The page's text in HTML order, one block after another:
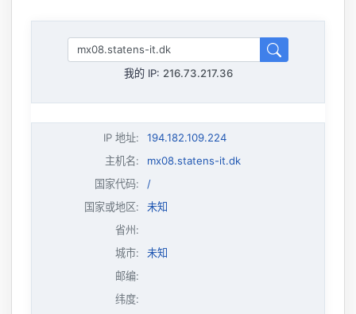
我的 IP: 216.73.217.36
IP 地址:
194.182.109.224
主机名:
mx08.statens-it.dk
国家代码:
/
国家或地区:
未知
省州:
城市:
未知
邮编:
纬度: